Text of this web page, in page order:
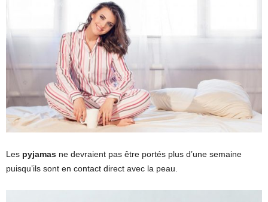
Les pyjamas ne devraient pas être portés plus d’une semaine
puisqu’ils sont en contact direct avec la peau.